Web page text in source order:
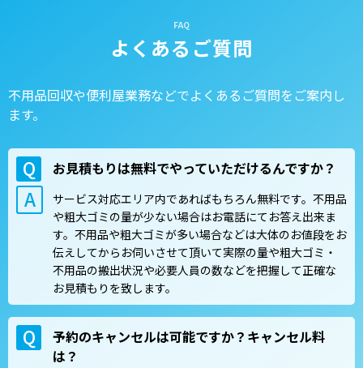
よくあるご質問
不用品回収や便利屋業務などでよくあるご質問をご案内し
ます。
お見積もりは無料でやっていただけるんですか？
サービス対応エリア内であればもちろん無料です。不用品
や粗大ゴミの量が少ない場合はお電話にてお答え出来ま
す。不用品や粗大ゴミが多い場合などは大体のお値段をお
伝えしてからお伺いさせて頂いて実際の量や粗大ゴミ・
不用品の搬出状況や必要人員の数などを把握して正確な
お見積もりを致します。
予約のキャンセルは可能ですか？キャンセル料
は？